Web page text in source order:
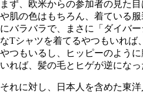
まず、欧米からの参加者の見た
や肌の色はもちろん、着ている
にバラバラで、まさに「ダイバ
なTシャツを着てるやつもいれば
やつもいるし、ヒッピーのよう
いれば、髪の毛とヒゲが逆になっ
それに対し、日本人を含めた東